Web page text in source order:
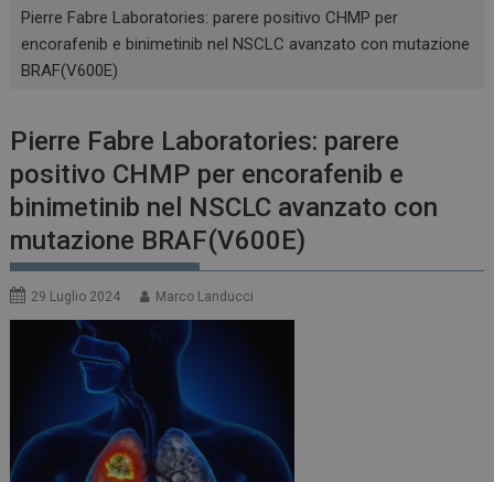
Pierre Fabre Laboratories: parere positivo CHMP per
encorafenib e binimetinib nel NSCLC avanzato con mutazione
BRAF(V600E)
Pierre Fabre Laboratories: parere
positivo CHMP per encorafenib e
binimetinib nel NSCLC avanzato con
mutazione BRAF(V600E)
29 Luglio 2024 Marco Landucci